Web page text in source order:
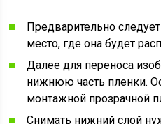
Предварительно
место, где она будет
Далее для переноса
нижнюю часть пленки.
монтажной прозрачной
Снимать нижний слой